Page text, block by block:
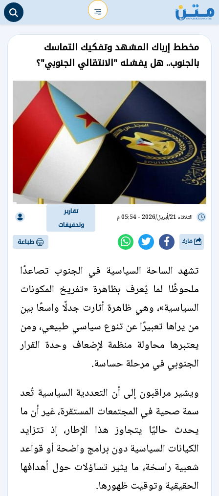
مخطط إرباك المشهد وتفكيك التماسك
بالجنوب.. هل يفشله "الانتقالي الجنوبي"؟
الثلاثاء 21/أبريل/2026 - 05:54 م
تقارير
وتحقيقات
طباعة
تشهد الساحة السياسية في الجنوب تصاعدًا
ملحوظًا لما يُعرف بظاهرة «تفريخ المكونات
السياسية»، وهي ظاهرة أثارت جدلًا واسعًا بين
من يراها تعبيرًا عن تنوع سياسي طبيعي، ومن
يعتبرها محاولة منظمة لإضعاف وحدة القرار
الجنوبي في مرحلة حساسة.
ويشير مراقبون إلى أن التعددية السياسية تُعد
سمة صحية في المجتمعات المستقرة، غير أن ما
يحدث حاليًا يتجاوز هذا الإطار، إذ تتزايد
الكيانات السياسية دون برامج واضحة أو قواعد
شعبية راسخة، ما يثير تساؤلات حول أهدافها
الحقيقية وتوقيت ظهورها.